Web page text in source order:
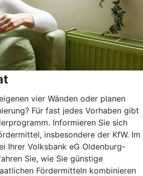
vier Wänden oder planen
Für fast jedes Vorhaben gibt
Informieren Sie sich
insbesondere der KfW. Im
Ihrer Volksbank eG Oldenburg-
Sie, wie Sie günstige
Fördermitteln kombinieren